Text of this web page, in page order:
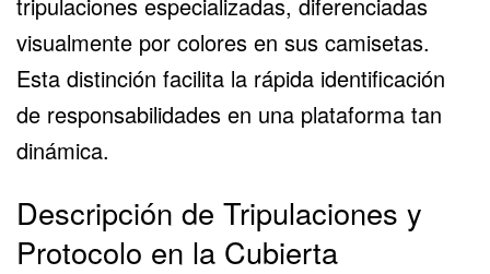
visualmente por colores en sus camisetas.
Esta distinción facilita la rápida identificación
de responsabilidades en una plataforma tan
dinámica.
Descripción de Tripulaciones y
Protocolo en la Cubierta